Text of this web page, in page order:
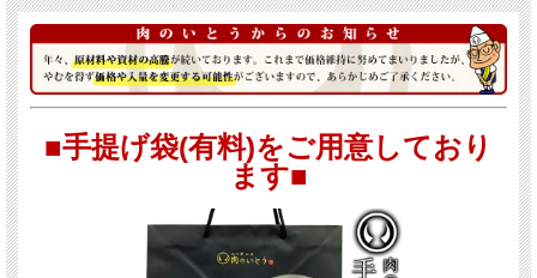
■手提げ袋(有料)をご用意しており
ます■